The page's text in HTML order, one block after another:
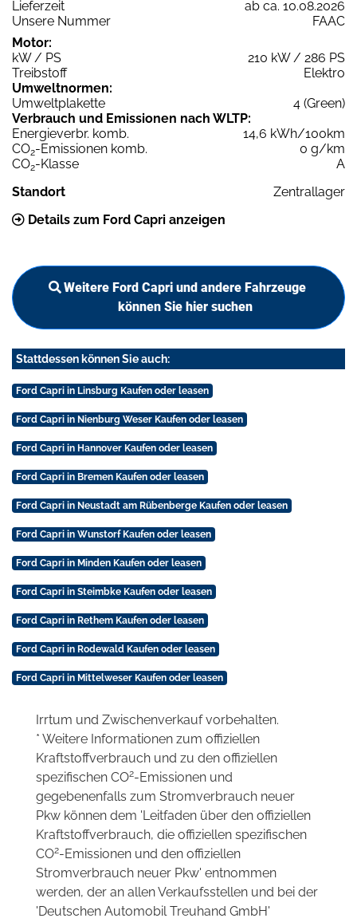
Lieferzeit
ab ca. 10.08.2026
Unsere Nummer
FAAC
Motor:
kW / PS
210 kW / 286 PS
Treibstoff
Elektro
Umweltnormen:
Umweltplakette
4 (Green)
Verbrauch und Emissionen nach WLTP:
Energieverbr. komb.
14,6 kWh/100km
CO2-Emissionen komb.
0 g/km
CO2-Klasse
A
Standort
Zentrallager
Details zum Ford Capri anzeigen
Weitere Ford Capri und andere Fahrzeuge
können Sie hier suchen
Stattdessen können Sie auch:
Ford Capri in Linsburg Kaufen oder leasen
Ford Capri in Nienburg Weser Kaufen oder leasen
Ford Capri in Hannover Kaufen oder leasen
Ford Capri in Bremen Kaufen oder leasen
Ford Capri in Neustadt am Rübenberge Kaufen oder leasen
Ford Capri in Wunstorf Kaufen oder leasen
Ford Capri in Minden Kaufen oder leasen
Ford Capri in Steimbke Kaufen oder leasen
Ford Capri in Rethem Kaufen oder leasen
Ford Capri in Rodewald Kaufen oder leasen
Ford Capri in Mittelweser Kaufen oder leasen
Irrtum und Zwischenverkauf vorbehalten.
* Weitere Informationen zum offiziellen
Kraftstoffverbrauch und zu den offiziellen
spezifischen CO2-Emissionen und
gegebenenfalls zum Stromverbrauch neuer
Pkw können dem 'Leitfaden über den offiziellen
Kraftstoffverbrauch, die offiziellen spezifischen
CO2-Emissionen und den offiziellen
Stromverbrauch neuer Pkw' entnommen
werden, der an allen Verkaufsstellen und bei der
'Deutschen Automobil Treuhand GmbH'